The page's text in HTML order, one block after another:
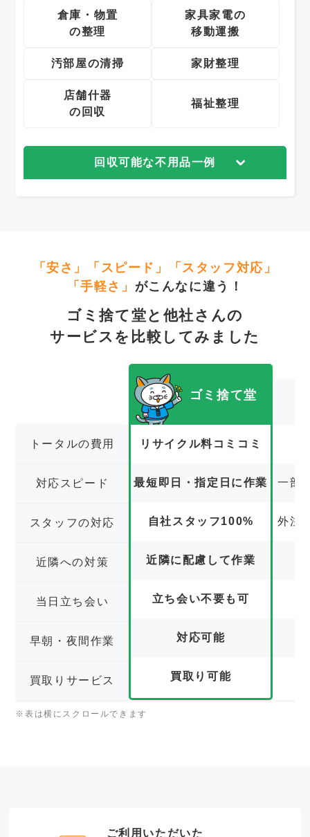
倉庫・物置
の整理
家具家電の
移動運搬
汚部屋の清掃 家財整理
店舗什器
の回収
福祉整理
回収可能な不用品一例
「安さ」「スピード」「スタッフ対応」
「手軽さ」 がこんなに違う！
ゴミ捨て堂と他社さんの
サービスを比較してみました
トータルの費用
対応スピード
スタッフの対応
近隣への対策
当日立ち会い
早朝・夜間作業
買取りサービス
ゴミ捨て堂
リサイクル料コミコミ
最短即日・指定日に作業
自社スタッフ100%
近隣に配慮して作業
立ち会い不要も可
対応可能
買取り可能
一部
外注
※表は横にスクロールできます
ご利用いただいた